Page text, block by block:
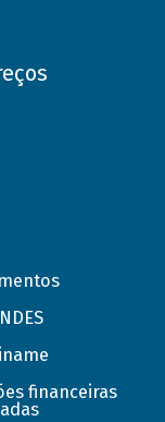
financeiras